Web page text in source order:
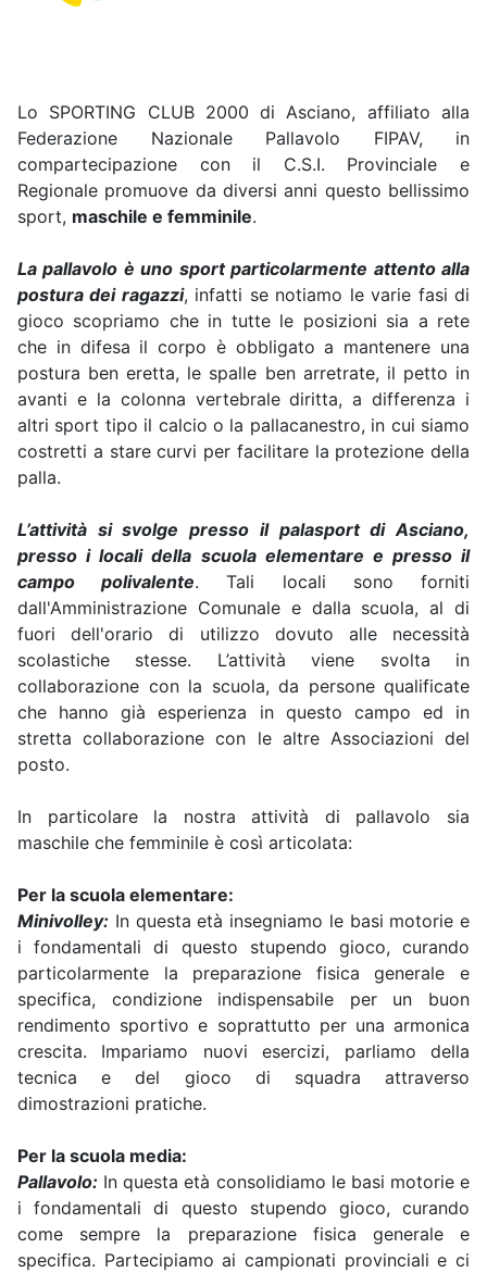
Lo SPORTING CLUB 2000 di Asciano, affiliato alla
Federazione Nazionale Pallavolo FIPAV, in
compartecipazione con il C.S.I. Provinciale e
Regionale promuove da diversi anni questo bellissimo
sport, maschile e femminile.
La pallavolo è uno sport particolarmente attento alla
postura dei ragazzi, infatti se notiamo le varie fasi di
gioco scopriamo che in tutte le posizioni sia a rete
che in difesa il corpo è obbligato a mantenere una
postura ben eretta, le spalle ben arretrate, il petto in
avanti e la colonna vertebrale diritta, a differenza i
altri sport tipo il calcio o la pallacanestro, in cui siamo
costretti a stare curvi per facilitare la protezione della
palla.
L’attività si svolge presso il palasport di Asciano,
presso i locali della scuola elementare e presso il
campo polivalente. Tali locali sono forniti
dall'Amministrazione Comunale e dalla scuola, al di
fuori dell'orario di utilizzo dovuto alle necessità
scolastiche stesse. L’attività viene svolta in
collaborazione con la scuola, da persone qualificate
che hanno già esperienza in questo campo ed in
stretta collaborazione con le altre Associazioni del
posto.
In particolare la nostra attività di pallavolo sia
maschile che femminile è così articolata:
Per la scuola elementare:
Minivolley: In questa età insegniamo le basi motorie e
i fondamentali di questo stupendo gioco, curando
particolarmente la preparazione fisica generale e
specifica, condizione indispensabile per un buon
rendimento sportivo e soprattutto per una armonica
crescita. Impariamo nuovi esercizi, parliamo della
tecnica e del gioco di squadra attraverso
dimostrazioni pratiche.
Per la scuola media:
Pallavolo: In questa età consolidiamo le basi motorie e
i fondamentali di questo stupendo gioco, curando
come sempre la preparazione fisica generale e
specifica. Partecipiamo ai campionati provinciali e ci